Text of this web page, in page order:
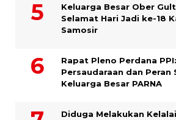
Keluarga Besar Ober
Selamat Hari Jadi ke-18
Samosir
Rapat Pleno Perdana
Persaudaraan dan Peran
Keluarga Besar PARNA
Diduga Melakukan